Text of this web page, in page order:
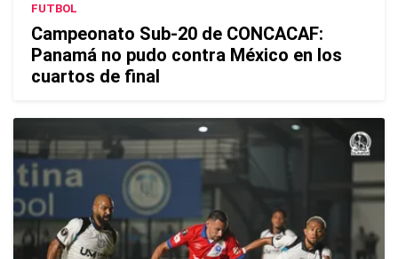
FUTBOL
Campeonato Sub-20 de CONCACAF:
Panamá no pudo contra México en los
cuartos de final